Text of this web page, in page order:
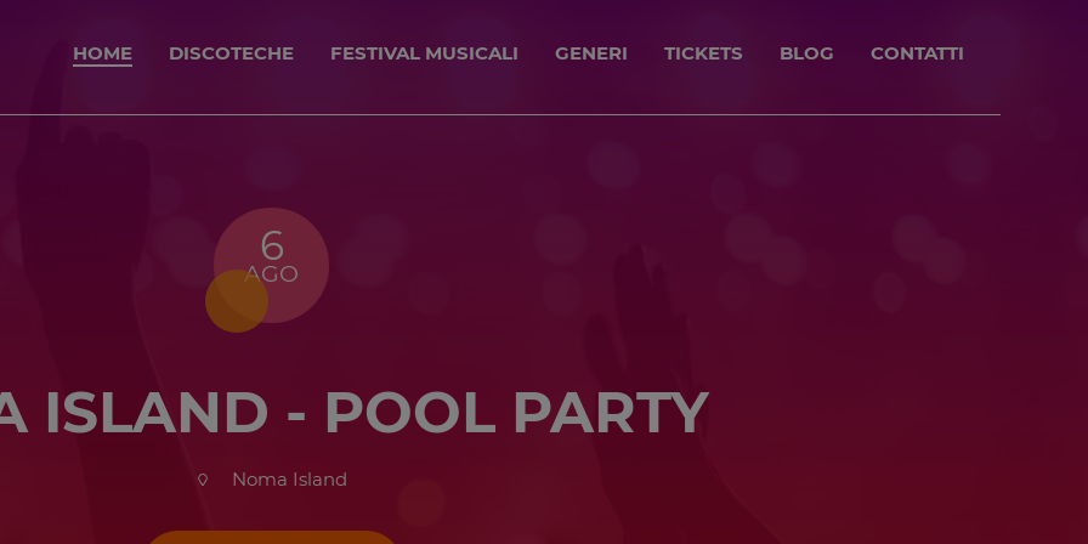
HOME DISCOTECHE FESTIVAL MUSICALI GENERI TICKETS BLOG CONTATTI
6
AGO
ISLAND - POOL PARTY
Noma Island